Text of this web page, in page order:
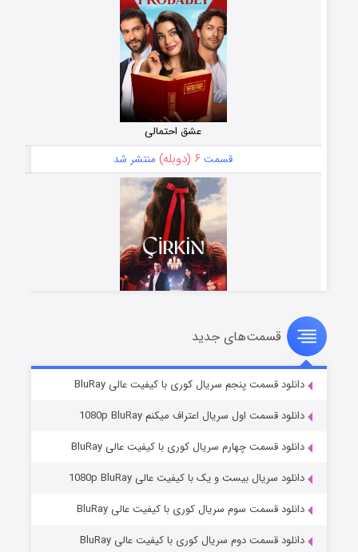
عشق احتمالی
قسمت ۶ (دوبله) منتشر شد
سریال زشت
قسمت۵ (زیرنویس) منتشر شد
وستی ها
قسمت‌های جدید
دانلود قسمت پنجم سریال کوری با کیفیت عالی BluRay
دانلود قسمت اول سریال اعتراف میکنم 1080p BluRay
دانلود قسمت چهارم سریال کوری با کیفیت عالی BluRay
دانلود سریال بیست و یک با کیفیت عالی 1080p BluRay
دانلود قسمت سوم سریال کوری با کیفیت عالی BluRay
دانلود قسمت دوم سریال کوری با کیفیت عالی BluRay